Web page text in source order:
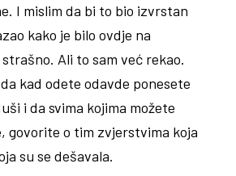
I mislim da bi to bio izvrstan
kako je bilo ovdje na
Ali to sam već rekao.
kad odete odavde ponesete
i da svima kojima možete
govorite o tim zvjerstvima koja
su se dešavala.